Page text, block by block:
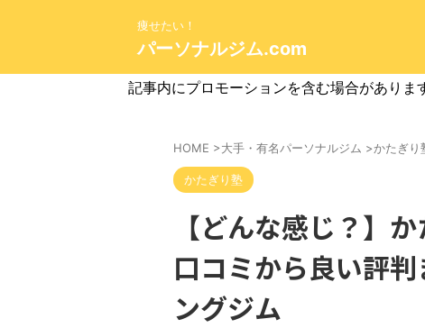
痩せたい！
パーソナルジム.com
記事内にプロモーションを含む場合がありま
HOME >大手・有名パーソナルジム >かたぎり
かたぎり塾
【どんな感じ？】
口コミから良い評
ングジム